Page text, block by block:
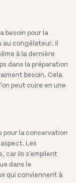
besoin pour la
au congélateur. Il
à la dernière
dans la préparation
besoin. Cela
peut cuire en une
pour la conservation
Les
car ils s'empilent
dans le
qui conviennent à